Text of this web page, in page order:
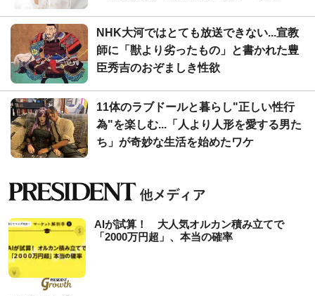
NHK大河ではとても放送できない...宣教
師に「獣より劣ったもの」と書かれた豊
臣秀吉のおぞましき性欲
11体のラブドールと暮らし"正しい性行
為"を楽しむ...「人より人形を愛する男た
ち」が奇妙な生活を始めたワケ
AIが試算！ 大人気オルカン積み立てで
「2000万円超」、本当の確率